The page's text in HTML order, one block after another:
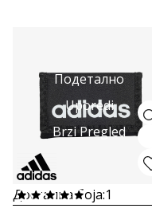
Подетално
Uporedi
Brzi Pregled
Достапна боја:1